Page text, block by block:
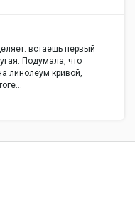
встаешь первый
Подумала, что
линолеум кривой,